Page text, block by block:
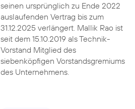
seinen ursprünglich zu Ende 2022
auslaufenden Vertrag bis zum
31.12.2025 verlängert. Mallik Rao ist
seit dem 15.10.2019 als Technik-
Vorstand Mitglied des
siebenköpfigen Vorstandsgremiums
des Unternehmens.